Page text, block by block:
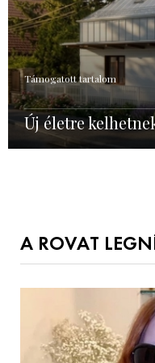
Támogatott tartalom
Új életre
A ROVAT